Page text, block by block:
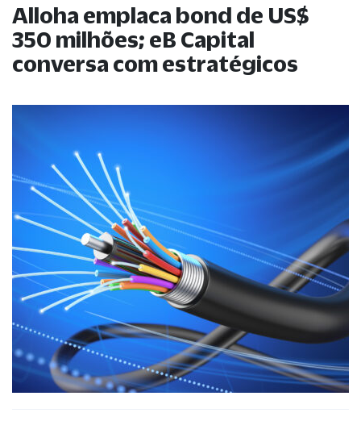
Alloha emplaca bond de US$
350 milhões; eB Capital
conversa com estratégicos